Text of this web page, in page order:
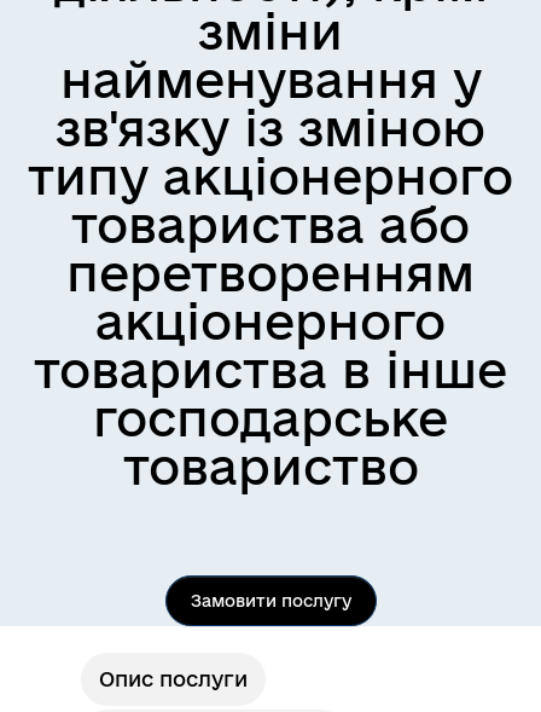
зміни
найменування у
зв'язку із зміною
типу акціонерного
товариства або
перетворенням
акціонерного
товариства в інше
господарське
товариство
Замовити послугу
Опис послуги